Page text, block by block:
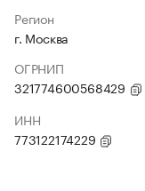
Регион
г. Москва
ОГРНИП
321774600568429
ИНН
773122174229